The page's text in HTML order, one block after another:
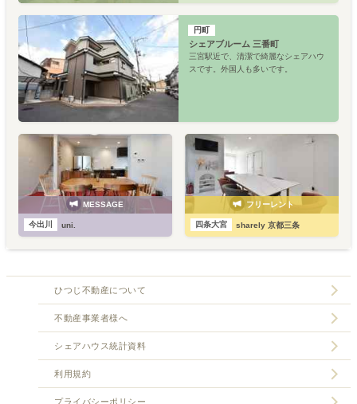
円町
シェアブルーム 三番町
三宮駅近で、清潔で綺麗なシェアハウ
スです。外国人も多いです。
MESSAGE
今出川 uni.
フリーレント
四条大宮 sharely 京都三条
ひつじ不動産について
不動産事業者様へ
シェアハウス統計資料
利用規約
プライバシーポリシー